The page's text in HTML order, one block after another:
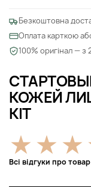
КОЖЕЙ
KIT
Всі відгуки про товар
Безкоштовна
Оплата карткою
100% оригінал — з